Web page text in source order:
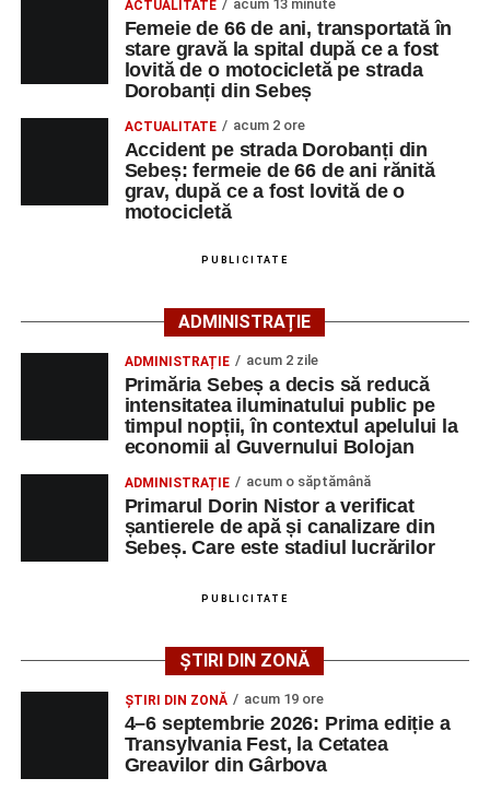
strada Dorobanți din Sebeș
Accident pe strada Dorobanți din Sebeș: fermeie
de 66 de ani rănită grav, după ce a fost lovită de o
motocicletă
4–6 septembrie 2026: Prima ediție a Transylvania
Fest, la Cetatea Greavilor din Gârbova
La locul accidentului intervine Detașamentul de Pompieri
Sebeș, cu o autospecială de stingere cu apă și spumă și
un echipaj de Terapie Intensivă Mobilă, pentru acordarea
primului ajutor medical și asigurarea măsurilor specifice.
Polițiștii s-au deplasat la fața locului pentru efectuarea
cercetărilor și stabilirea împrejurărilor exacte în care s-a
produs accidentul. De asemenea, aceștia acționează
66 ani, va fi transportată la UPU Alba Iulia”
Adaugă-ne ca sursă preferată
Urmărește-ne pe Google News
Ultimele știri din Sebeș
Femeie de 66 de ani, transportată în stare gravă la
strada Dorobanți din Sebeș
Accident pe strada Dorobanți din Sebeș: fermeie
de 66 de ani rănită grav, după ce a fost lovită de o
motocicletă
4–6 septembrie 2026: Prima ediție a Transylvania
ACTUALITATE acum 13 minute
Femeie de 66 de ani, transportată în
stare gravă la spital după ce a fost
lovită de o motocicletă pe strada
Dorobanți din Sebeș
ACTUALITATE acum 2 ore
Accident pe strada Dorobanți din
Sebeș: fermeie de 66 de ani rănită
grav, după ce a fost lovită de o
motocicletă
PUBLICITATE
ADMINISTRAȚIE
ADMINISTRAȚIE acum 2 zile
Primăria Sebeș a decis să reducă
intensitatea iluminatului public pe
timpul nopții, în contextul apelului la
economii al Guvernului Bolojan
ADMINISTRAȚIE acum o săptămână
Primarul Dorin Nistor a verificat
șantierele de apă și canalizare din
Sebeș. Care este stadiul lucrărilor
PUBLICITATE
ȘTIRI DIN ZONĂ
ȘTIRI DIN ZONĂ acum 19 ore
4–6 septembrie 2026: Prima ediție a
Transylvania Fest, la Cetatea
Greavilor din Gârbova